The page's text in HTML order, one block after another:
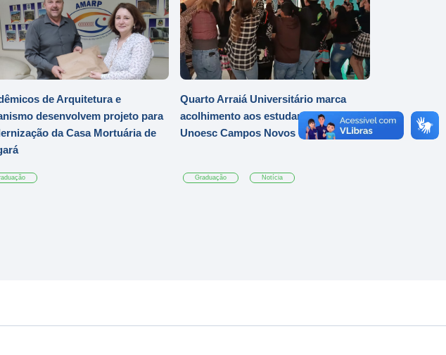
de Arquitetura e
desenvolvem projeto para
da Casa Mortuária de
Quarto Arraiá Universitário marca
acolhimento aos estudantes da
Unoesc Campos Novos
Graduação Notícia